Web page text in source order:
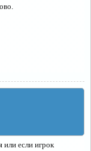
если игрок